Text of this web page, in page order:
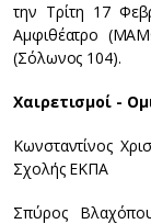
την Τρίτη 17
Αμφιθέατρο
(Σόλωνος 104).
Χαιρετισμοί -
Κωνσταντίνος
Σχολής ΕΚΠΑ
Σπύρος